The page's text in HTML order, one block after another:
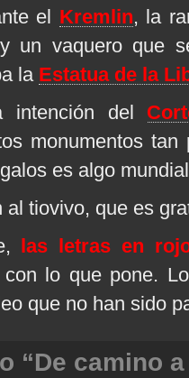
el Kremlin, la
y un vaquero que
la Estatua de la
intención del
monumentos
es algo
al tiovivo, que es
las letras en
lo que pone.
que no han sido
“De camino